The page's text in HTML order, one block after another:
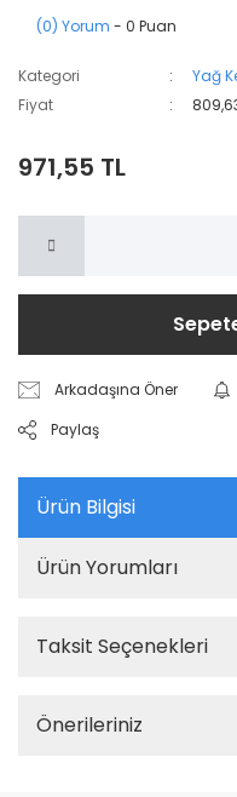
(0) Yorum - 0 Puan
Kategori
Yağ
Fiyat
971,55 TL
Arkadaşına Öner
Paylaş
Ürün Bilgisi
Ürün Yorumları
Taksit Seçenekleri
Önerileriniz